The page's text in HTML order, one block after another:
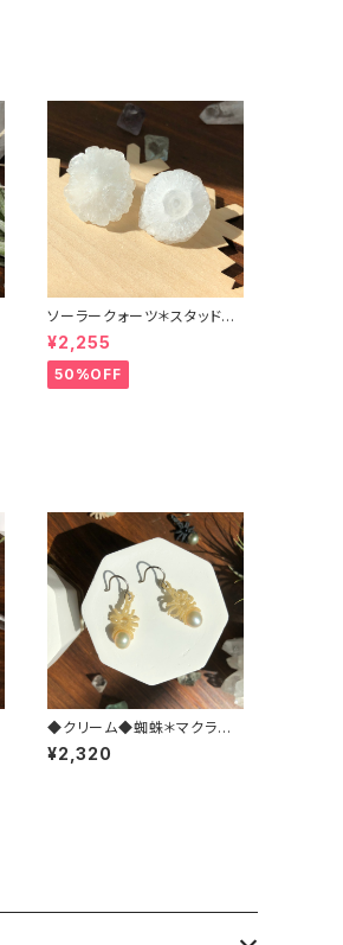
ソーラークォーツ＊スタッドピ
アス（チタン）
¥2,255
50%OFF
◆クリーム◆蜘蛛＊マクラメ
ピアス
¥2,320